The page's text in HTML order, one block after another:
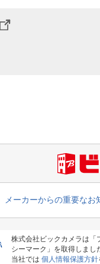
メーカーからの重要なお
株式会社ビックカメラは「
シーマーク」を取得しまし
当社では 個人情報保護方針